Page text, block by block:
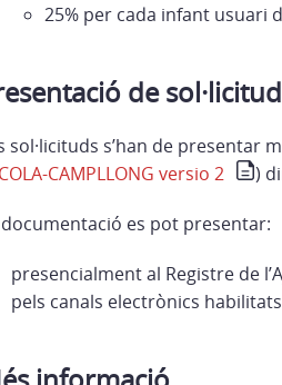
25% per cada infant usuari
de
sol·licituds s’han de presentar
CAMPLLONG versio 2
)
documentació es pot presentar:
presencialment al Registre de
pels canals electrònics